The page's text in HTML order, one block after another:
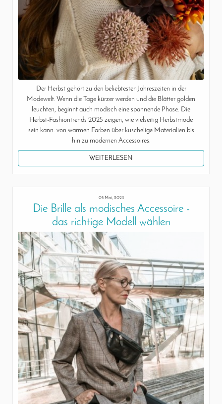
Der Herbst gehört zu den beliebtesten Jahreszeiten in der
Modewelt. Wenn die Tage kürzer werden und die Blätter golden
leuchten, beginnt auch modisch eine spannende Phase. Die
Herbst-Fashiontrends 2025 zeigen, wie vielseitig Herbstmode
sein kann: von warmen Farben über kuschelige Materialien bis
hin zu modernen Accessoires.
WEITERLESEN
05 Mai, 2023
Die Brille als modisches Accessoire -
das richtige Modell wählen